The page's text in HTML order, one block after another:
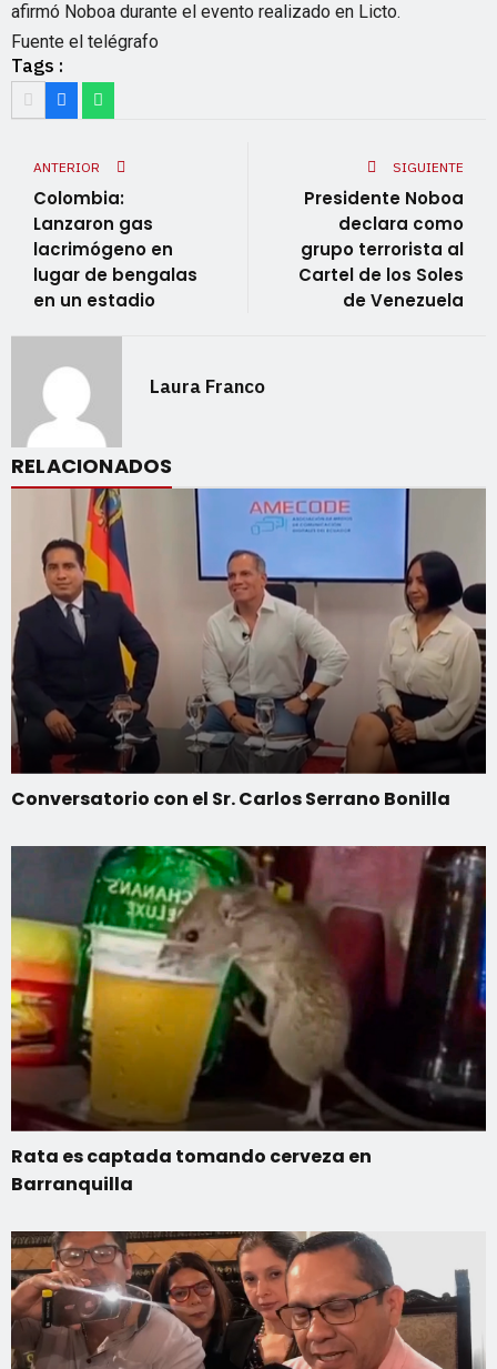
afirmó Noboa durante el evento realizado en Licto.
Fuente el telégrafo
Tags :
ANTERIOR
Colombia:
Lanzaron gas
lacrimógeno en
lugar de bengalas
en un estadio
SIGUIENTE
Presidente Noboa
declara como
grupo terrorista al
Cartel de los Soles
de Venezuela
Laura Franco
RELACIONADOS
Conversatorio con el Sr. Carlos Serrano Bonilla
Rata es captada tomando cerveza en
Barranquilla